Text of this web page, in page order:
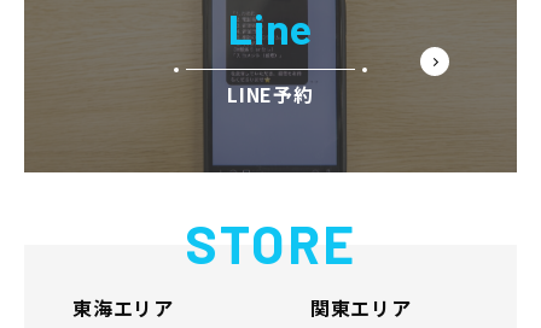
Line
LINE予約
STORE
東海エリア 関東エリア